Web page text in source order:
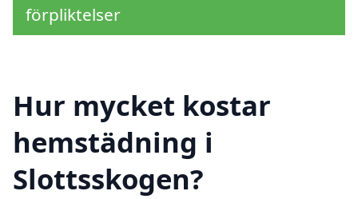
förpliktelser
Hur mycket kostar
hemstädning i
Slottsskogen?